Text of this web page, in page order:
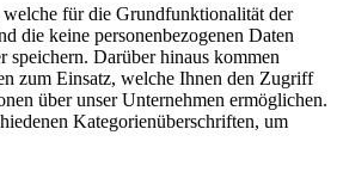
für die Grundfunktionalität der
die keine personenbezogenen Daten
speichern. Darüber hinaus kommen
zum Einsatz, welche Ihnen den Zugriff
über unser Unternehmen ermöglichen.
Kategorienüberschriften, um